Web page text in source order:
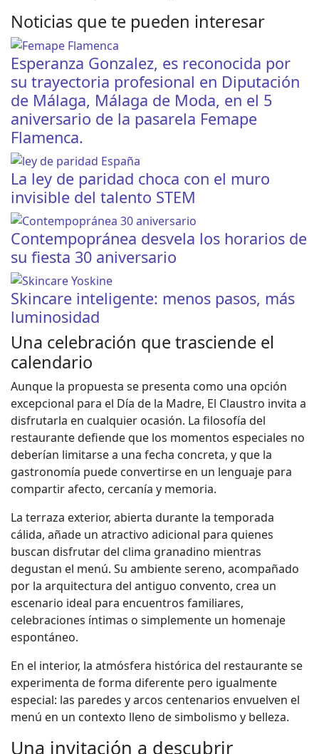
Noticias que te pueden interesar
Esperanza Gonzalez, es reconocida por
su trayectoria profesional en Diputación
de Málaga, Málaga de Moda, en el 5
aniversario de la pasarela Femape
Flamenca.
La ley de paridad choca con el muro
invisible del talento STEM
Contempopránea desvela los horarios de
su fiesta 30 aniversario
Skincare inteligente: menos pasos, más
luminosidad
Una celebración que trasciende el
calendario
Aunque la propuesta se presenta como una opción
excepcional para el Día de la Madre, El Claustro invita a
disfrutarla en cualquier ocasión. La filosofía del
restaurante defiende que los momentos especiales no
deberían limitarse a una fecha concreta, y que la
gastronomía puede convertirse en un lenguaje para
compartir afecto, cercanía y memoria.
La terraza exterior, abierta durante la temporada
cálida, añade un atractivo adicional para quienes
buscan disfrutar del clima granadino mientras
degustan el menú. Su ambiente sereno, acompañado
por la arquitectura del antiguo convento, crea un
escenario ideal para encuentros familiares,
celebraciones íntimas o simplemente un homenaje
espontáneo.
En el interior, la atmósfera histórica del restaurante se
experimenta de forma diferente pero igualmente
especial: las paredes y arcos centenarios envuelven el
menú en un contexto lleno de simbolismo y belleza.
Una invitación a descubrir